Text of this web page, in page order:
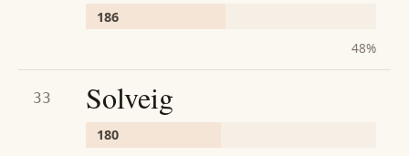
186
48%
33 Solveig
180